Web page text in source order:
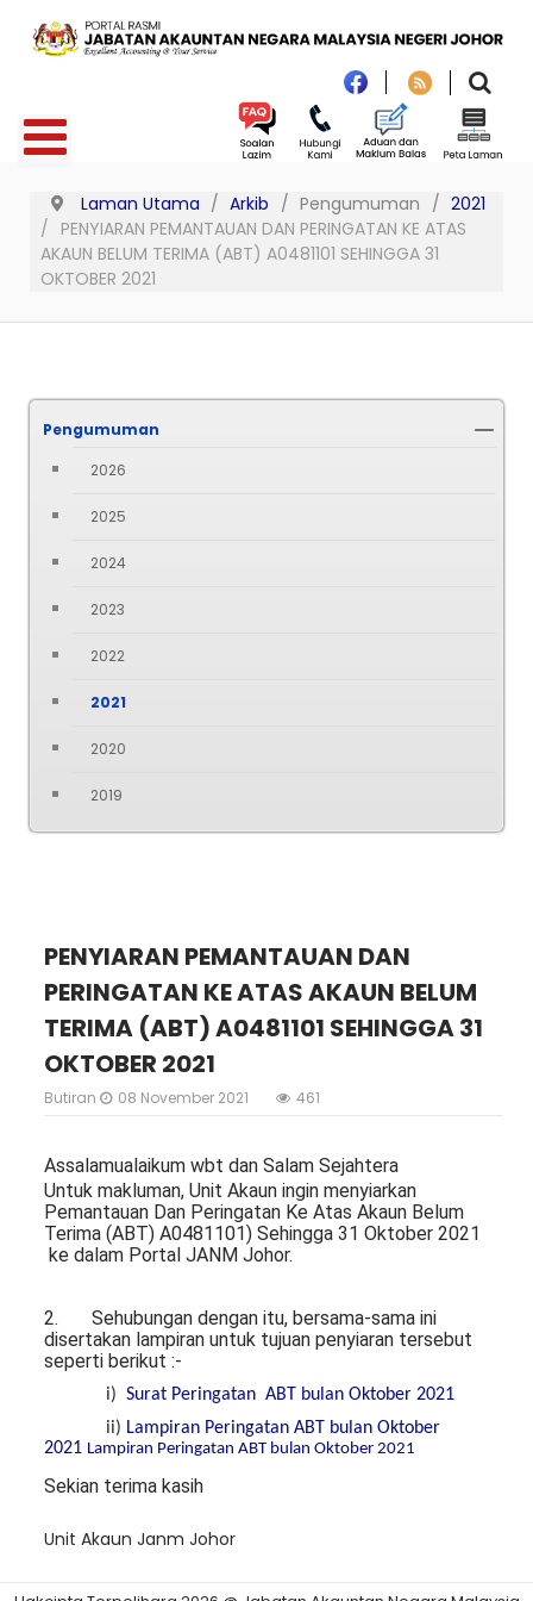
Laman Utama Arkib Pengumuman
2021
PENYIARAN PEMANTAUAN DAN PERINGATAN KE ATAS
AKAUN BELUM TERIMA (ABT) A0481101 SEHINGGA 31
OKTOBER 2021
Pengumuman
2026
2025
2024
2023
2022
2021
2020
2019
PENYIARAN PEMANTAUAN DAN
PERINGATAN KE ATAS AKAUN BELUM
TERIMA (ABT) A0481101 SEHINGGA 31
OKTOBER 2021
Butiran 08 November 2021 461
Assalamualaikum wbt dan Salam Sejahtera
Untuk makluman, Unit Akaun ingin menyiarkan
Pemantauan Dan Peringatan Ke Atas Akaun Belum
Terima (ABT) A0481101) Sehingga 31 Oktober 2021
ke dalam Portal JANM Johor.
2. Sehubungan dengan itu, bersama-sama ini
disertakan lampiran untuk tujuan penyiaran tersebut
seperti berikut :-
i) Surat Peringatan ABT bulan Oktober 2021
ii) Lampiran Peringatan ABT bulan Oktober
2021 Lampiran Peringatan ABT bulan Oktober 2021
Sekian terima kasih
Unit Akaun Janm Johor